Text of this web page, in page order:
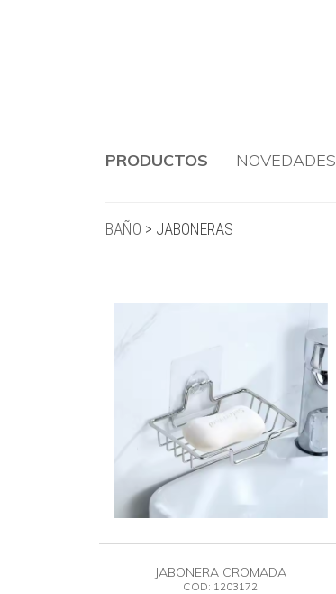
PRODUCTOS NOVEDADES
BAÑO > JABONERAS
JABONERA CROMADA
COD: 1203172